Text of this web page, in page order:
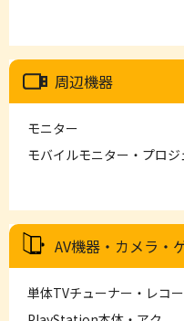
周辺機器
モニター
モバイルモニター・プロジ
AV機器・カメラ・
単体TVチューナー・レコ